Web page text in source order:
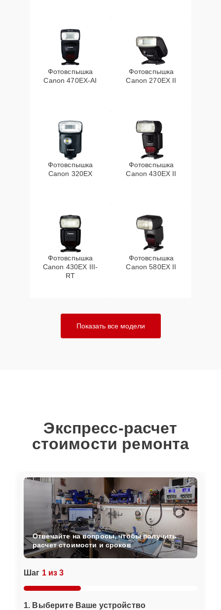
Фотовспышка
Canon 470EX-AI
Фотовспышка
Canon 270EX II
Фотовспышка
Canon 320EX
Фотовспышка
Canon 430EX II
Фотовспышка
Canon 430EX III-
RT
Фотовспышка
Canon 580EX II
Показать все модели
Экспресс-расчет
стоимости ремонта
Шаг 1 из 3
1. Выберите Ваше устройство
Отвечайте на вопросы, чтобы получить
расчет стоимости и сроков